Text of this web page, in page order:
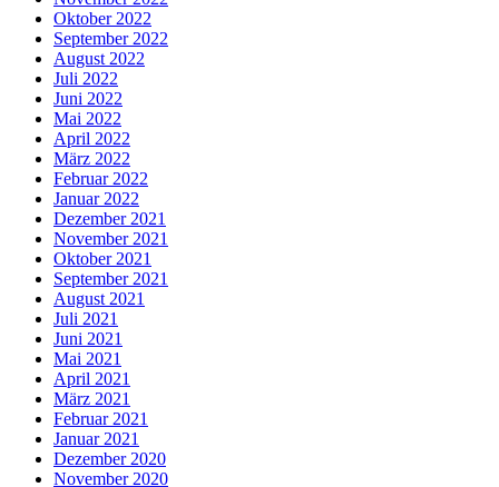
Oktober 2022
September 2022
August 2022
Juli 2022
Juni 2022
Mai 2022
April 2022
März 2022
Februar 2022
Januar 2022
Dezember 2021
November 2021
Oktober 2021
September 2021
August 2021
Juli 2021
Juni 2021
Mai 2021
April 2021
März 2021
Februar 2021
Januar 2021
Dezember 2020
November 2020